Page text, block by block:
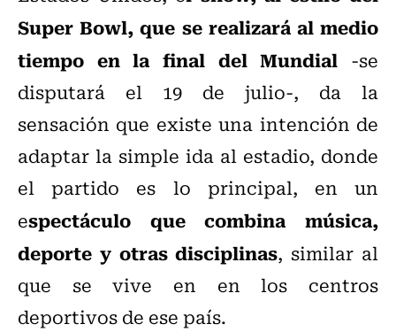
Super Bowl, que se realizará al medio
tiempo en la final del Mundial -se
disputará el 19 de julio-, da la
sensación que existe una intención de
adaptar la simple ida al estadio, donde
el partido es lo principal, en un
espectáculo que combina música,
deporte y otras disciplinas, similar al
que se vive en en los centros
deportivos de ese país.